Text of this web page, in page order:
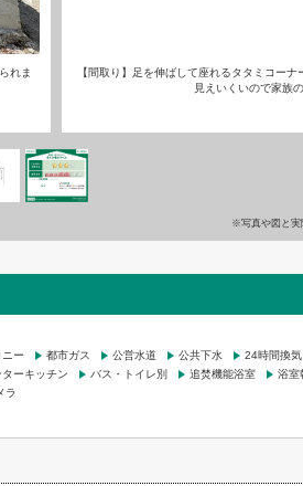
れま
【間取り】足を伸ばして座れるタタミコー
見えいくいので家族
※写真や図と実
ー 都市ガス 公営水道 公共下水
24時間換
ターキッチン バス・トイレ別 追焚機能浴室
浴室
ラ